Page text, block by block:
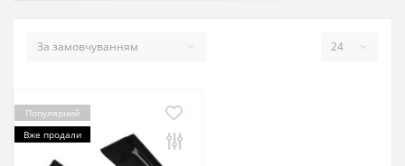
Популярний
Вже продали